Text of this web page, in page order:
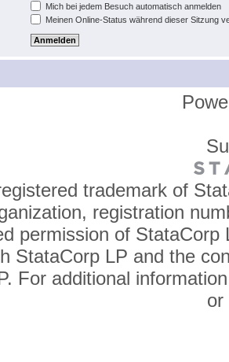
Mich bei jedem Besuch automatisch anmelden
Meinen Online-Status während dieser Sitzung
trademark of
registration
permission of
StataCorp LP and the
For additional
or